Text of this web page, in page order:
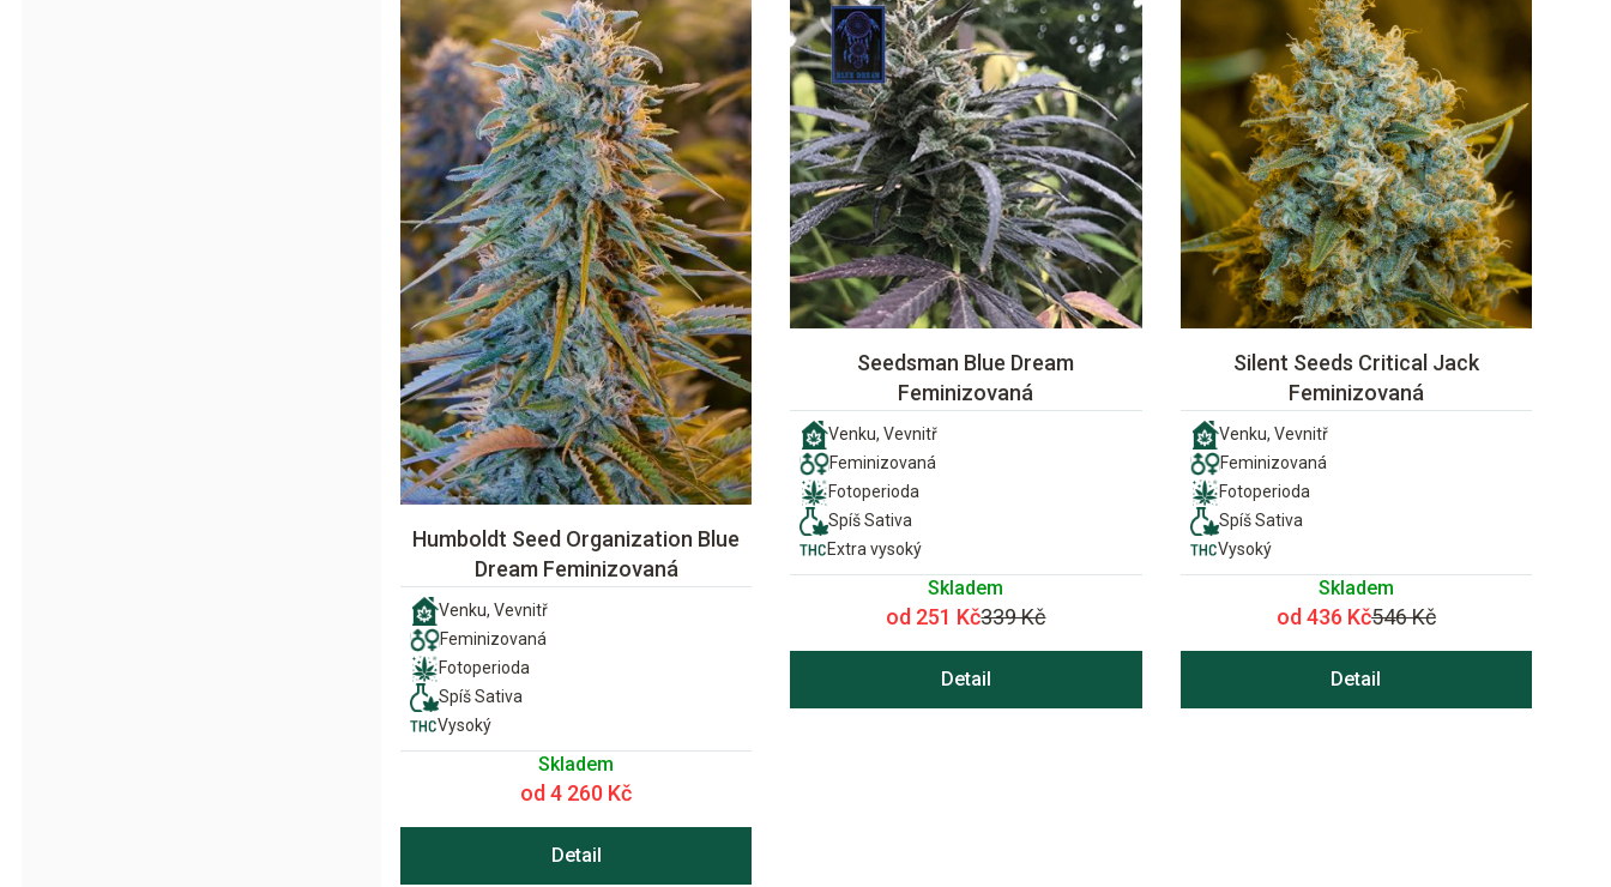
Humboldt Seed Organization Blue
Dream Feminizovaná
Venku, Vevnitř
Feminizovaná
Fotoperioda
Spíš Sativa
Vysoký
Skladem
od 4 260 Kč
Detail
Seedsman Blue Dream
Feminizovaná
Venku, Vevnitř
Feminizovaná
Fotoperioda
Spíš Sativa
Extra vysoký
Skladem
od 251 Kč339 Kč
Detail
Silent Seeds Critical Jack
Feminizovaná
Venku, Vevnitř
Feminizovaná
Fotoperioda
Spíš Sativa
Vysoký
Skladem
od 436 Kč546 Kč
Detail